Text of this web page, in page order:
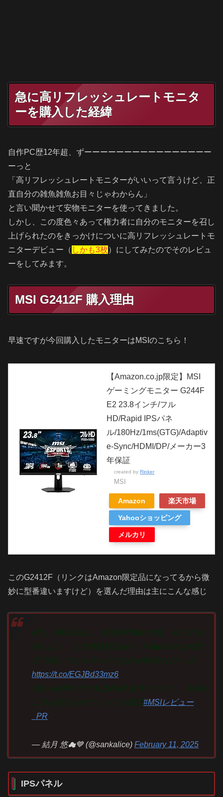
急に高リフレッシュレートモニタ
ーを購入した経緯
自作PC歴12年超、ずーーーーーーーーーーーーーーーー
ーっと
「高リフレッシュレートモニターがいいって言うけど、正
直自分の雑魚雑魚お目々じゃわからん」
と言い聞かせて安物モニターを使ってきました。
しかし、この度色々あって権力者に自分のモニターを召し
上げられたのをきっかけについに高リフレッシュレートモ
ニターデビュー（ しかも3枚）にしてみたのでそのレビュ
ーをしてみます。
MSI G2412F 購入理由
早速ですが今回購入したモニターはMSIのこちら！
【Amazon.co.jp限定】MSI
ゲーミングモニター G244F
E2 23.8インチ/フル
HD/Rapid IPSパネ
ル/180Hz/1ms(GTG)/Adaptiv
e-Sync/HDMI/DP/メーカー3
年保証
created by Rinker
MSI
Amazon 楽天市場
Yahooショッピング
メルカリ
このG2412F（リンクはAmazon限定品になってるから微
妙に型番違いますけど）を選んだ理由は主にこんな感じ
IPS、180Hz以上、VESA100mm対応、ロゴが主
張しない、入力自動判定あり、Adaptive-Sync対
応で探してたらぴったりなのがMSIだけだった。
https://t.co/EGJBd33mz6
昔からMBやグラボはMSI大好きだったし、今回モ
ニタも揃えられてとっても満足#MSIレビュー
_PR
— 結月 悠☁💙 (@sankalice) February 11, 2025
IPSパネル